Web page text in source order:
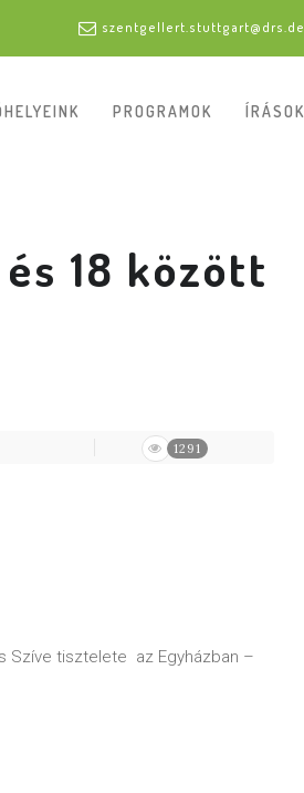
szentgellert.stuttgart@drs.de
PROGRAMOK ÍRÁSOK
18 között
1291
Szíve tisztelete az Egyházban –